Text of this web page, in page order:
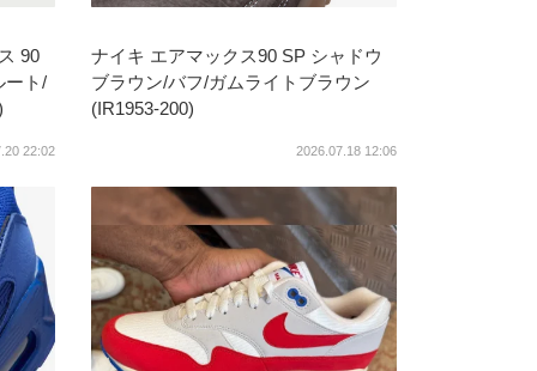
90
ート/
22:02
ナイキ エアマックス90 SP シャドウ
ブラウン/バフ/ガムライトブラウン
(IR1953-200)
2026.07.18 12:06